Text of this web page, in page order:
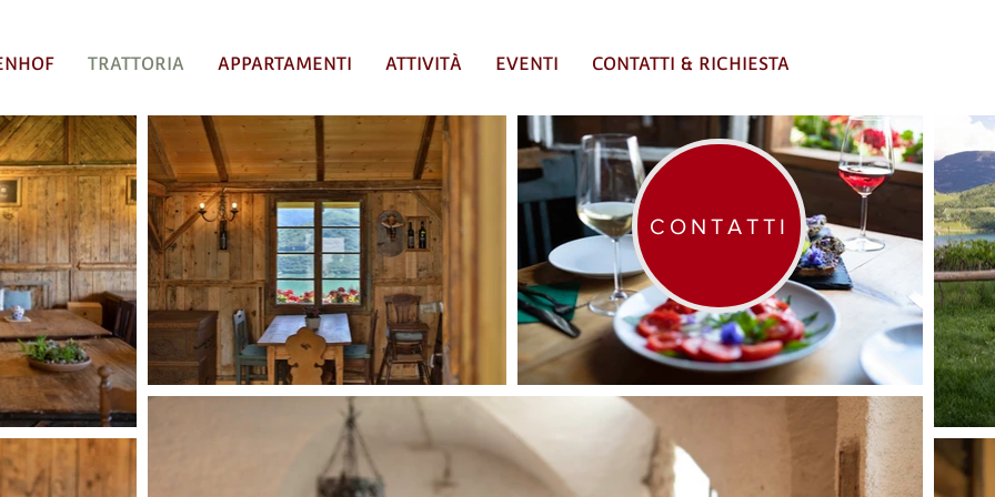
TRATTORIA APPARTAMENTI ATTIVITÀ EVENTI CONTATTI & RICHIESTA
CONTATTI